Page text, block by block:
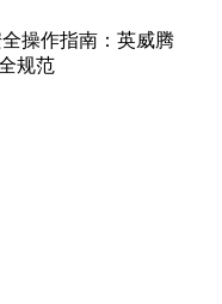
操作指南：英威腾
规范